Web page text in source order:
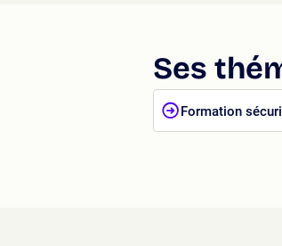
Ses
Formation